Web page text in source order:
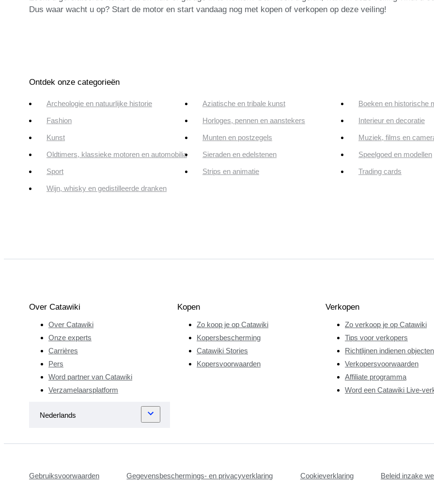
Dus waar wacht u op? Start de motor en start vandaag nog met kopen of verkopen op deze veiling!
Ontdek onze categorieën
Archeologie en natuurlijke historie Aziatische en tribale kunst Boeken en historische
Fashion Horloges, pennen en aanstekers Interieur en decoratie
Kunst Munten en postzegels Muziek, films en
Oldtimers, klassieke motoren en automobilia Sieraden en edelstenen Speelgoed en modellen
Sport Strips en animatie Trading cards
Wijn, whisky en gedistilleerde dranken
Over Catawiki
Over Catawiki
Onze experts
Carrières
Pers
Word partner van Catawiki
Verzamelaarsplatform
Kopen
Zo koop je op Catawiki
Kopersbescherming
Catawiki Stories
Kopersvoorwaarden
Verkopen
Zo verkoop je op Catawiki
Tips voor verkopers
Richtlijnen indienen objecten
Verkopersvoorwaarden
Affiliate programma
Word een Catawiki Live-
Gebruiksvoorwaarden Gegevensbeschermings- en privacyverklaring Cookieverklaring Beleid inzake